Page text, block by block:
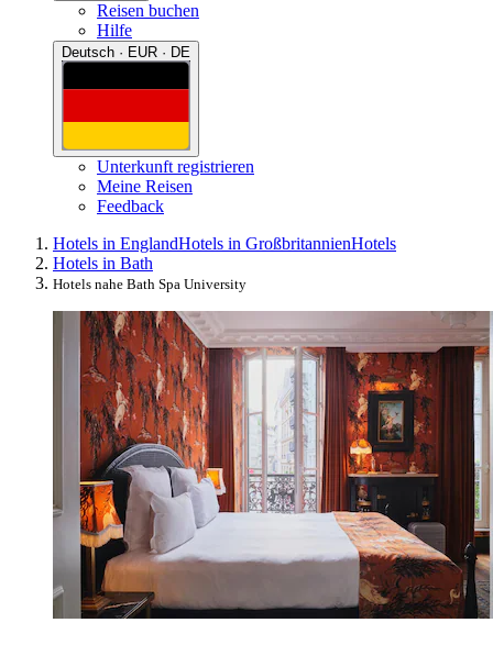
Reisen buchen
Hilfe
Deutsch · EUR · DE
Unterkunft registrieren
Meine Reisen
Feedback
Hotels in EnglandHotels in GroßbritannienHotels
Hotels in Bath
Hotels nahe Bath Spa University